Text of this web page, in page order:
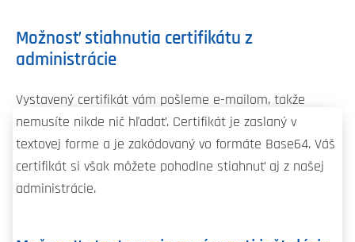
Možnosť stiahnutia certifikátu z
administrácie
Vystavený certifikát vám pošleme e-mailom, takže
nemusíte nikde nič hľadať. Certifikát je zaslaný v
textovej forme a je zakódovaný vo formáte Base64. Váš
certifikát si však môžete pohodlne stiahnuť aj z našej
administrácie.